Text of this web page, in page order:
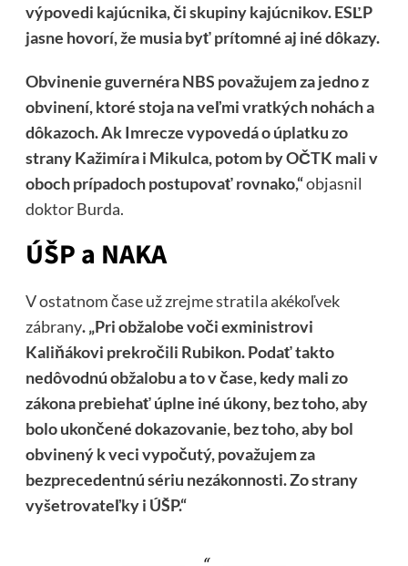
výpovedi kajúcnika, či skupiny kajúcnikov. ESĽP
jasne hovorí, že musia byť prítomné aj iné dôkazy.
Obvinenie guvernéra NBS považujem za jedno z
obvinení, ktoré stoja na veľmi vratkých nohách a
dôkazoch. Ak Imrecze vypovedá o úplatku zo
strany Kažimíra i Mikulca, potom by OČTK mali v
oboch prípadoch postupovať rovnako,“objasnil
doktor Burda.
ÚŠP a NAKA
V ostatnom čase už zrejme stratila akékoľvek
zábrany. „Pri obžalobe voči exministrovi
Kaliňákovi prekročili Rubikon. Podať takto
nedôvodnú obžalobu a to v čase, kedy mali zo
zákona prebiehať úplne iné úkony, bez toho, aby
bolo ukončené dokazovanie, bez toho, aby bol
obvinený k veci vypočutý, považujem za
bezprecedentnú sériu nezákonnosti. Zo strany
vyšetrovateľky i ÚŠP.“